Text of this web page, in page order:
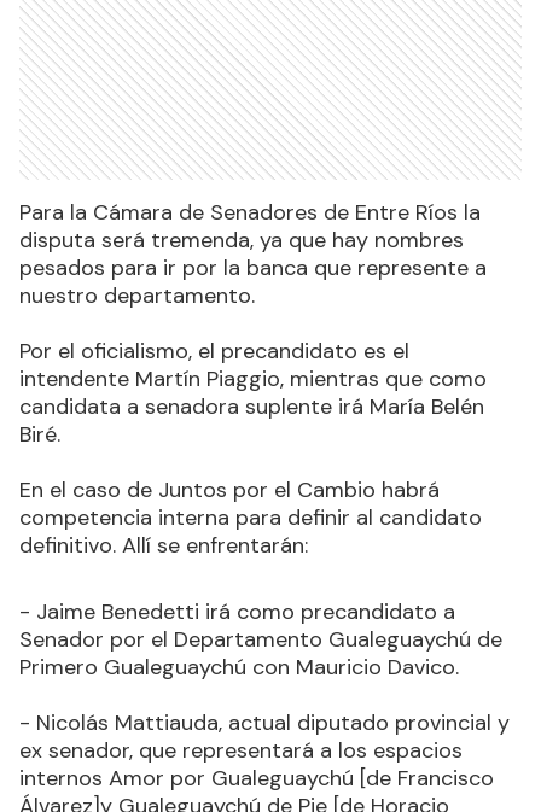
Para la Cámara de Senadores de Entre Ríos la
disputa será tremenda, ya que hay nombres
pesados para ir por la banca que represente a
nuestro departamento.
Por el oficialismo, el precandidato es el
intendente Martín Piaggio, mientras que como
candidata a senadora suplente irá María Belén
Biré.
En el caso de Juntos por el Cambio habrá
competencia interna para definir al candidato
definitivo. Allí se enfrentarán:
- Jaime Benedetti irá como precandidato a
Senador por el Departamento Gualeguaychú de
Primero Gualeguaychú con Mauricio Davico.
- Nicolás Mattiauda, actual diputado provincial y
ex senador, que representará a los espacios
internos Amor por Gualeguaychú [de Francisco
Álvarez]y Gualeguaychú de Pie [de Horacio